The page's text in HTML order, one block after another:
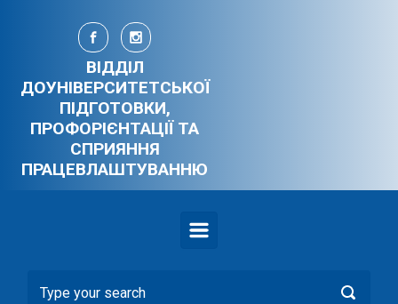
Skip to main content
ВІДДІЛ
ДОУНІВЕРСИТЕТСЬКОЇ
ПІДГОТОВКИ,
ПРОФОРІЄНТАЦІЇ ТА
СПРИЯННЯ
ПРАЦЕВЛАШТУВАННЮ